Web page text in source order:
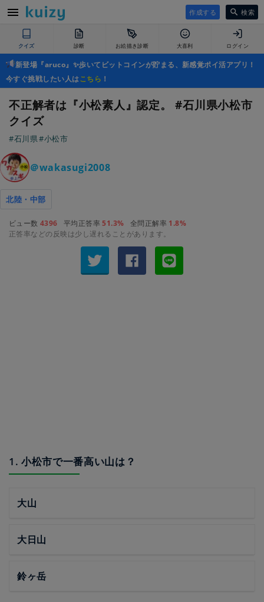
作成する 検索
クイズ 診断 お絵描き診断 大喜利 ログイン
新登場『aruco』✨歩いてビットコインが貯まる、新感覚ポイ活アプリ！
今すぐ挑戦したい人はこちら ！
不正解者は『小松素人』認定。 #石川県小松市
クイズ
#石川県#小松市
＠wakasugi2008
北陸・中部
ビュー数 4396 平均正答率51.3% 全問正解率 1.8%
正答率などの反映は少し遅れることがあります。
1. 小松市で一番高い山は？
大山
大日山
鈴ヶ岳